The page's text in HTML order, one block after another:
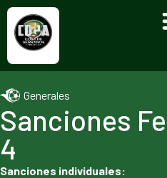
Generales
Sanciones
4
Sanciones individuales: